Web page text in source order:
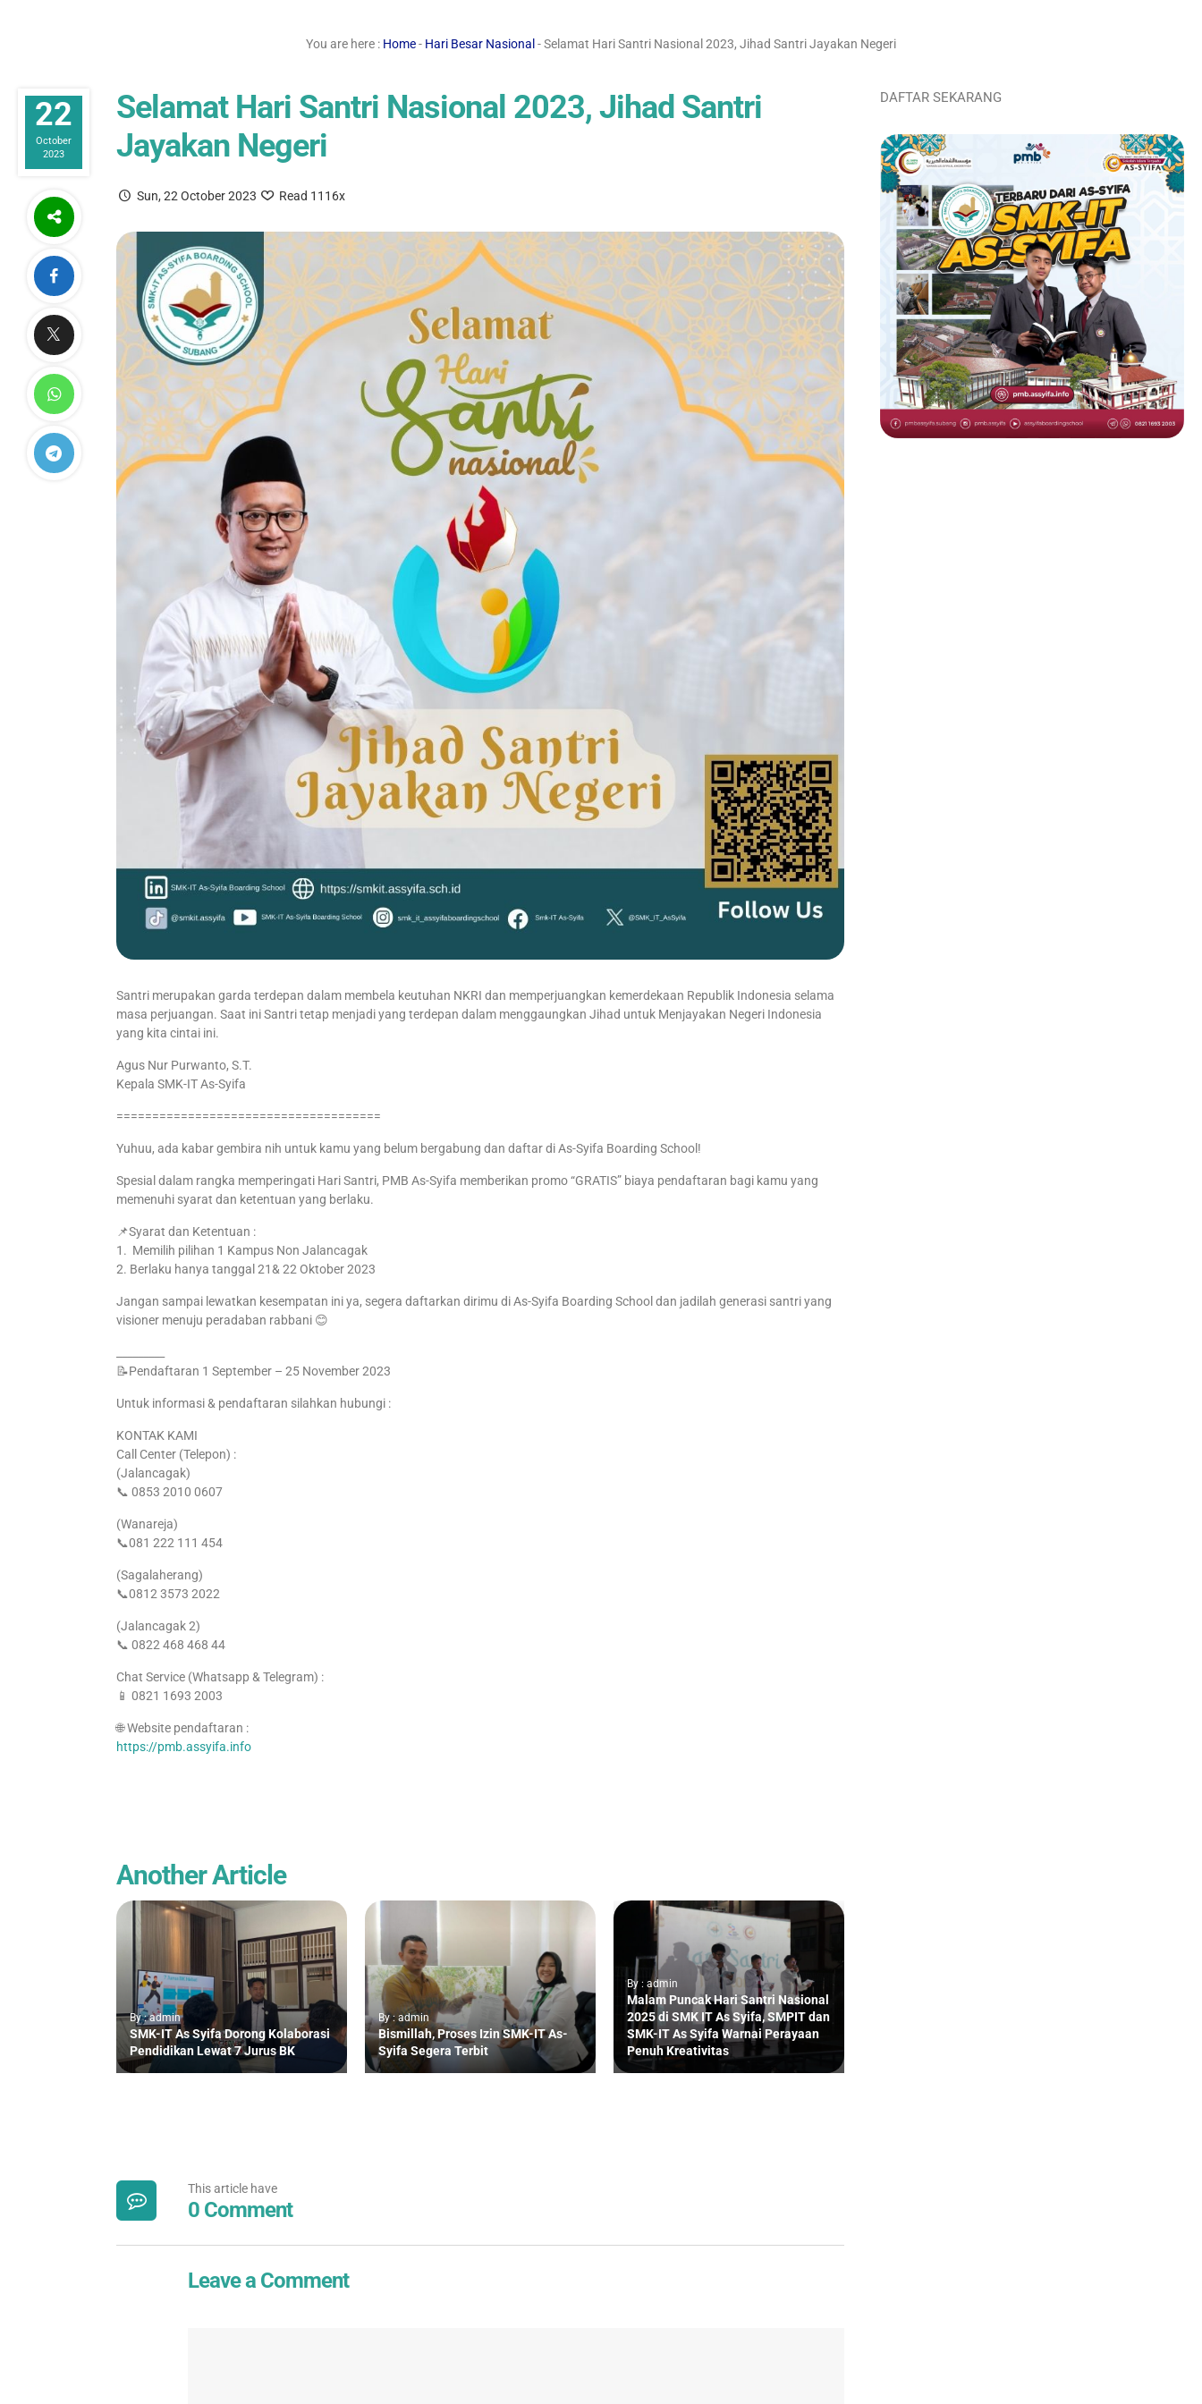
You are here : Home- Hari Besar Nasional - Selamat Hari Santri Nasional 2023, Jihad Santri Jayakan Negeri
22
October
2023
Selamat Hari Santri Nasional 2023, Jihad Santri
Jayakan Negeri
Sun, 22 October 2023 Read 1116x
Santri merupakan garda terdepan dalam membela keutuhan NKRI dan memperjuangkan kemerdekaan Republik Indonesia selama
masa perjuangan. Saat ini Santri tetap menjadi yang terdepan dalam menggaungkan Jihad untuk Menjayakan Negeri Indonesia
yang kita cintai ini.
Agus Nur Purwanto, S.T.
Kepala SMK-IT As-Syifa
=====================================
Yuhuu, ada kabar gembira nih untuk kamu yang belum bergabung dan daftar di As-Syifa Boarding School!
Spesial dalam rangka memperingati Hari Santri, PMB As-Syifa memberikan promo “GRATIS” biaya pendaftaran bagi kamu yang
memenuhi syarat dan ketentuan yang berlaku.
📌Syarat dan Ketentuan :
1. Memilih pilihan 1 Kampus Non Jalancagak
2. Berlaku hanya tanggal 21& 22 Oktober 2023
Jangan sampai lewatkan kesempatan ini ya, segera daftarkan dirimu di As-Syifa Boarding School dan jadilah generasi santri yang
visioner menuju peradaban rabbani 😊
📝Pendaftaran 1 September – 25 November 2023
Untuk informasi & pendaftaran silahkan hubungi :
KONTAK KAMI
Call Center (Telepon) :
(Jalancagak)
📞 0853 2010 0607
(Wanareja)
📞081 222 111 454
(Sagalaherang)
📞0812 3573 2022
(Jalancagak 2)
📞 0822 468 468 44
Chat Service (Whatsapp & Telegram) :
📱 0821 1693 2003
🌐 Website pendaftaran :
https://pmb.assyifa.info
Another Article
By : admin
SMK-IT As Syifa Dorong Kolaborasi
Pendidikan Lewat 7 Jurus BK
By : admin
Bismillah, Proses Izin SMK-IT As-
Syifa Segera Terbit
By : admin
Malam Puncak Hari Santri Nasional
2025 di SMK IT As Syifa, SMPIT dan
SMK-IT As Syifa Warnai Perayaan
Penuh Kreativitas
This article have
0 Comment
Leave a Comment
DAFTAR SEKARANG